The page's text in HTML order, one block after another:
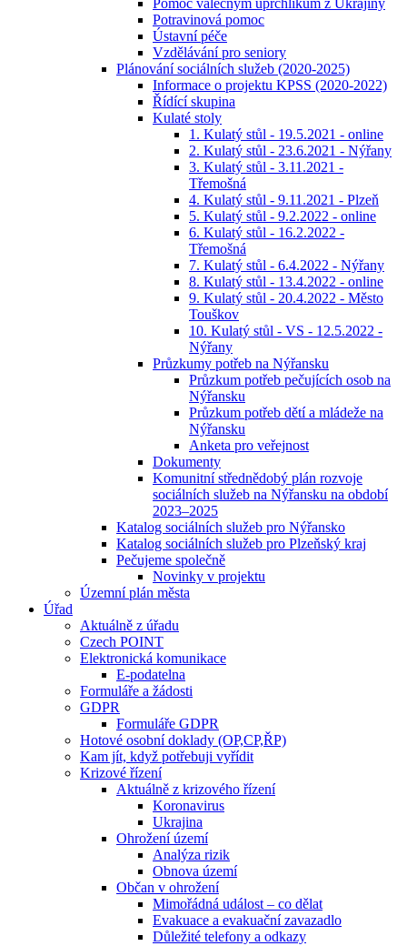
Pomoc válečným uprchlíkům z Ukrajiny
Potravinová pomoc
Ústavní péče
Vzdělávání pro seniory
Plánování sociálních služeb (2020-2025)
Informace o projektu KPSS (2020-2022)
Řídící skupina
Kulaté stoly
1. Kulatý stůl - 19.5.2021 - online
2. Kulatý stůl - 23.6.2021 - Nýřany
3. Kulatý stůl - 3.11.2021 -
Třemošná
4. Kulatý stůl - 9.11.2021 - Plzeň
5. Kulatý stůl - 9.2.2022 - online
6. Kulatý stůl - 16.2.2022 -
Třemošná
7. Kulatý stůl - 6.4.2022 - Nýřany
8. Kulatý stůl - 13.4.2022 - online
9. Kulatý stůl - 20.4.2022 - Město
Touškov
10. Kulatý stůl - VS - 12.5.2022 -
Nýřany
Průzkumy potřeb na Nýřansku
Průzkum potřeb pečujících osob na
Nýřansku
Průzkum potřeb dětí a mládeže na
Nýřansku
Anketa pro veřejnost
Dokumenty
Komunitní střednědobý plán rozvoje
sociálních služeb na Nýřansku na období
2023–2025
Katalog sociálních služeb pro Nýřansko
Katalog sociálních služeb pro Plzeňský kraj
Pečujeme společně
Novinky v projektu
Územní plán města
Úřad
Aktuálně z úřadu
Czech POINT
Elektronická komunikace
E-podatelna
Formuláře a žádosti
GDPR
Formuláře GDPR
Hotové osobní doklady (OP,CP,ŘP)
Kam jít, když potřebuji vyřídit
Krizové řízení
Aktuálně z krizového řízení
Koronavirus
Ukrajina
Ohrožení území
Analýza rizik
Obnova území
Občan v ohrožení
Mimořádná událost – co dělat
Evakuace a evakuační zavazadlo
Důležité telefony a odkazy